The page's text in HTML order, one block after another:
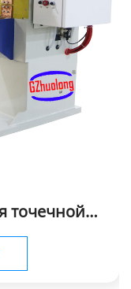
точечной
частоты